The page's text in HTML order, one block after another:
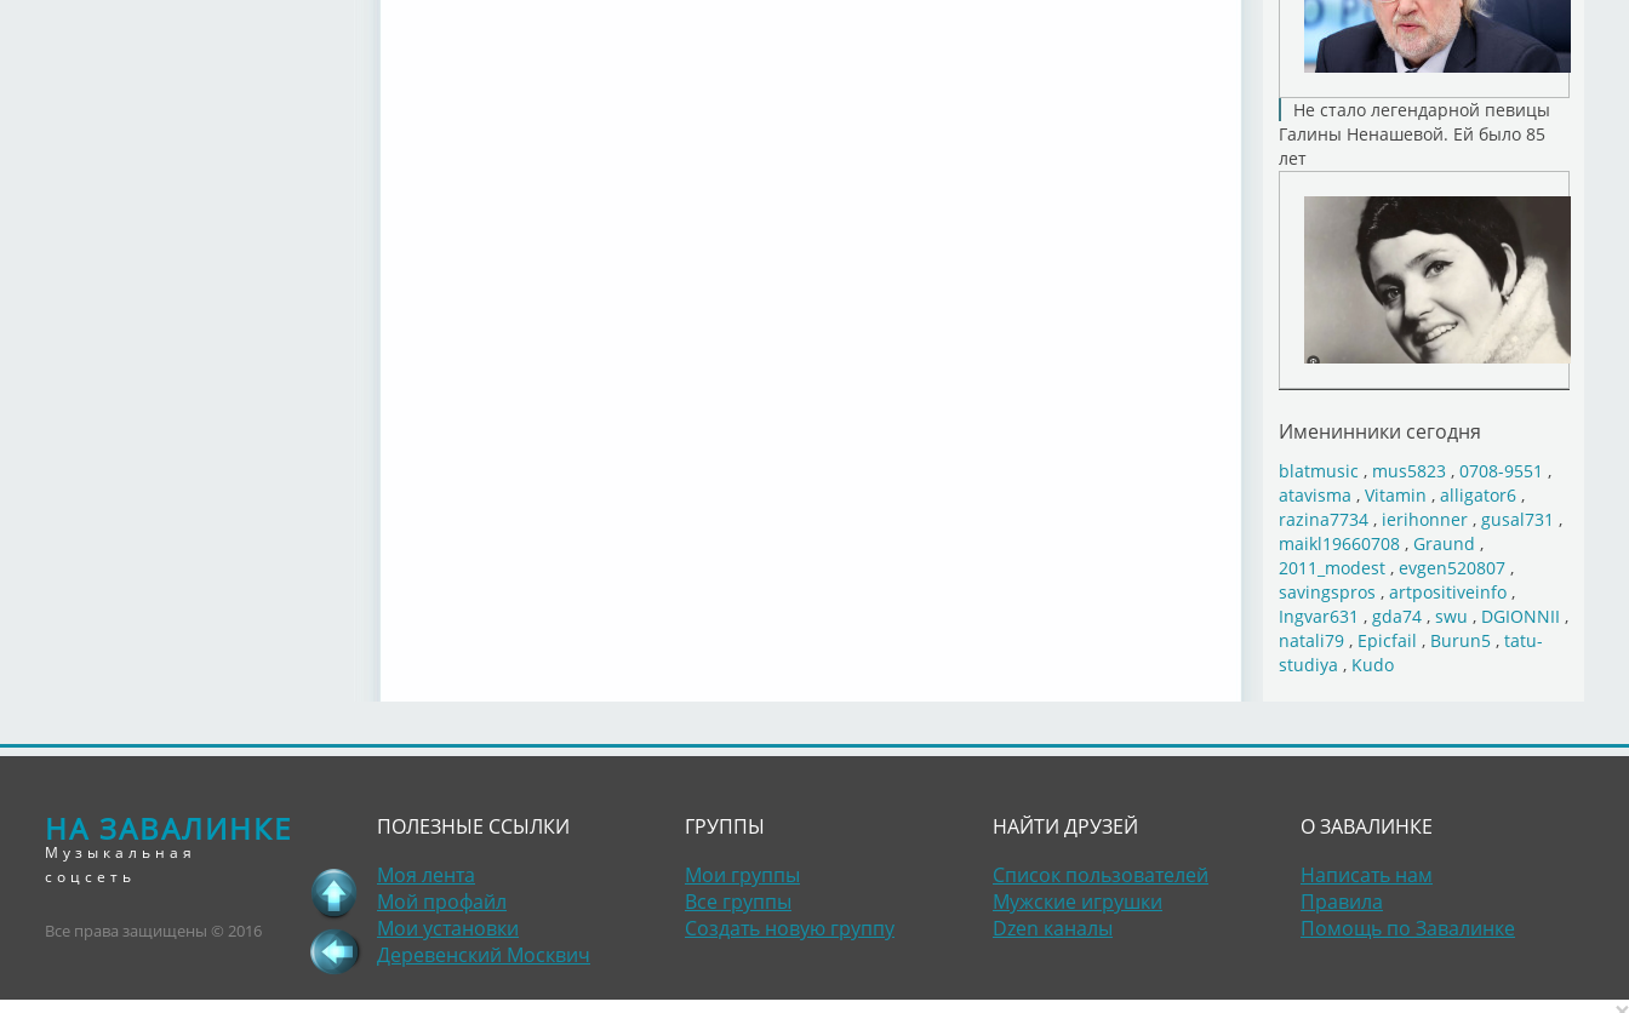
Не стало легендарной певицы
Галины Ненашевой. Ей было 85
лет
Именинники сегодня
blatmusic , mus5823, 0708-9551 ,
atavisma , Vitamin , alligator6,
razina7734, ierihonner, gusal731 ,
maikl19660708, Graund ,
2011_modest, evgen520807,
savingspros , artpositiveinfo,
Ingvar631 , gda74, swu , DGIONNII ,
natali79, Epicfail , Burun5, tatu-
studiya , Kudo
НА ЗАВАЛИНКЕ
Музыкальная
соцсеть
Все права защищены © 2016
ПОЛЕЗНЫЕ ССЫЛКИ
Моя лента
Мой профайл
Мои установки
Деревенский Москвич
ГРУППЫ
Мои группы
Все группы
Создать новую группу
НАЙТИ ДРУЗЕЙ
Список пользователей
Мужские игрушки
Dzen каналы
О ЗАВАЛИНКЕ
Написать нам
Правила
Помощь по Завалинке